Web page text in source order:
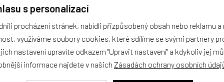
s personalizací
procházení stránek, nabídli přizpůsobený obsah nebo reklamu
využíváme soubory cookies, které sdílíme se svými partnery
nastavení upravíte odkazem "Upravit nastavení" a kdykoliv jej
informace najdete v našich Zásadách ochrany osobních